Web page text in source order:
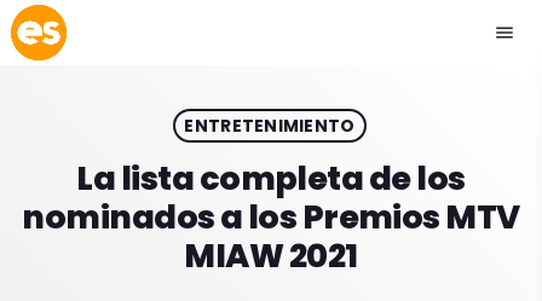
menu
EMISIÓN LA PAZ
play_arrow EMISIÓN COCHABAMBA
ENTRETENIMIENTO
La lista completa de los
nominados a los Premios MTV
MIAW 2021